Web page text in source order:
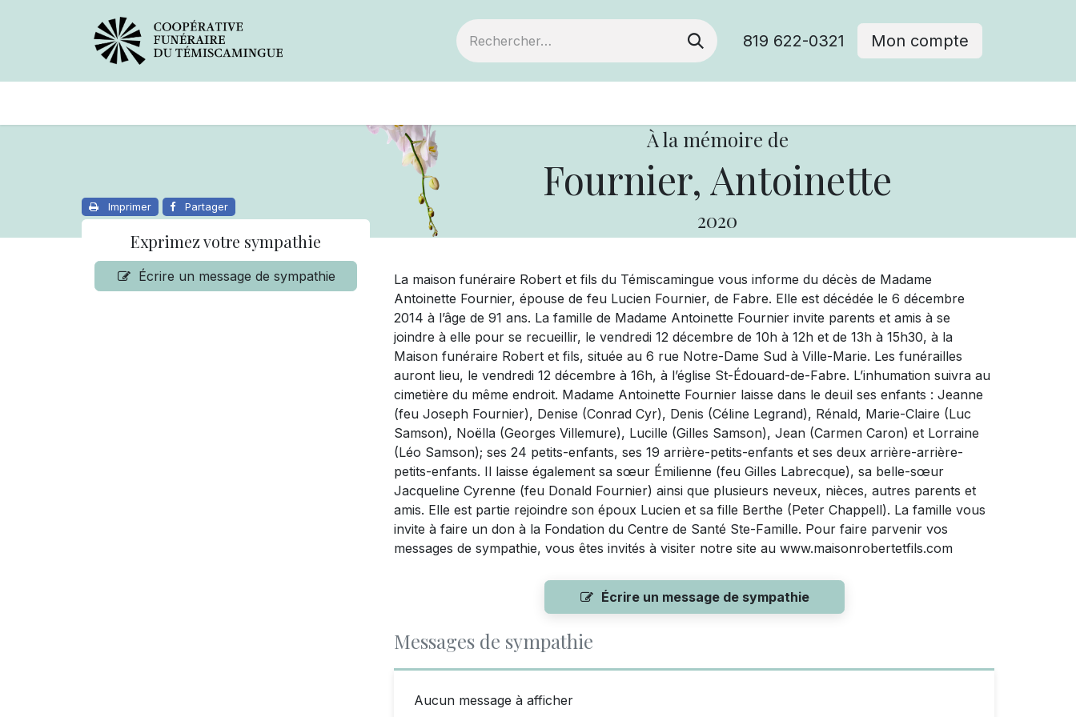
819 622-0321 Mon compte
À la mémoire de
Fournier, Antoinette
2020
Imprimer Partager
Exprimez votre sympathie
Écrire un message de sympathie
La maison funéraire Robert et fils du Témiscamingue vous informe du décès de Madame
Antoinette Fournier, épouse de feu Lucien Fournier, de Fabre. Elle est décédée le 6 décembre
2014 à l’âge de 91 ans. La famille de Madame Antoinette Fournier invite parents et amis à se
joindre à elle pour se recueillir, le vendredi 12 décembre de 10h à 12h et de 13h à 15h30, à la
Maison funéraire Robert et fils, située au 6 rue Notre-Dame Sud à Ville-Marie. Les funérailles
auront lieu, le vendredi 12 décembre à 16h, à l’église St-Édouard-de-Fabre. L’inhumation suivra au
cimetière du même endroit. Madame Antoinette Fournier laisse dans le deuil ses enfants : Jeanne
(feu Joseph Fournier), Denise (Conrad Cyr), Denis (Céline Legrand), Rénald, Marie-Claire (Luc
Samson), Noëlla (Georges Villemure), Lucille (Gilles Samson), Jean (Carmen Caron) et Lorraine
(Léo Samson); ses 24 petits-enfants, ses 19 arrière-petits-enfants et ses deux arrière-arrière-
petits-enfants. Il laisse également sa sœur Émilienne (feu Gilles Labrecque), sa belle-sœur
Jacqueline Cyrenne (feu Donald Fournier) ainsi que plusieurs neveux, nièces, autres parents et
amis. Elle est partie rejoindre son époux Lucien et sa fille Berthe (Peter Chappell). La famille vous
invite à faire un don à la Fondation du Centre de Santé Ste-Famille. Pour faire parvenir vos
messages de sympathie, vous êtes invités à visiter notre site au www.maisonrobertetfils.com
Écrire un message de sympathie
Messages de sympathie
Aucun message à afficher